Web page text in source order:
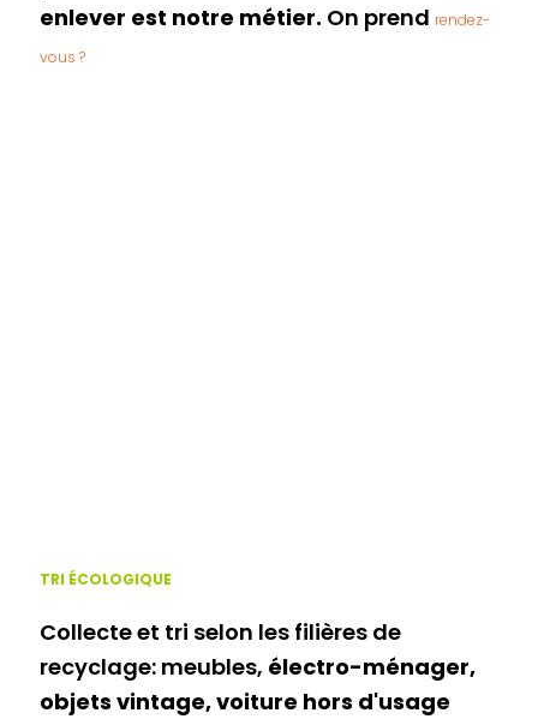
enlever est notre métier. On prend rendez-
vous ?
TRI ÉCOLOGIQUE
Collecte et tri selon les filières de
recyclage: meubles, électro-ménager,
objets vintage, voiture hors d'usage